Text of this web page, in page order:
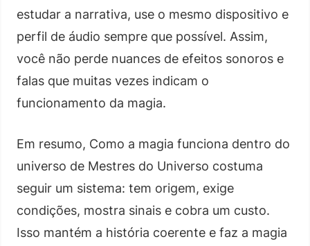
estudar a narrativa, use o mesmo dispositivo e
perfil de áudio sempre que possível. Assim,
você não perde nuances de efeitos sonoros e
falas que muitas vezes indicam o
funcionamento da magia.
Em resumo, Como a magia funciona dentro do
universo de Mestres do Universo costuma
seguir um sistema: tem origem, exige
condições, mostra sinais e cobra um custo.
Isso mantém a história coerente e faz a magia